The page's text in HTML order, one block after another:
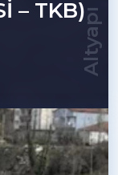
Altyapı
– TKB)